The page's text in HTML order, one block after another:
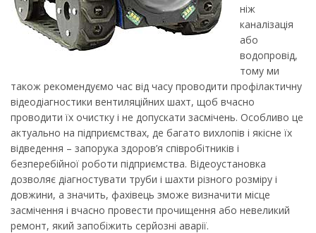
ніж
каналізація
або
водопровід,
тому ми
також рекомендуємо час від часу проводити профілактичну
відеодіагностики вентиляційних шахт, щоб вчасно
проводити їх очистку і не допускати засмічень. Особливо це
актуально на підприємствах, де багато вихлопів і якісне їх
відведення – запорука здоров’я співробітників і
безперебійної роботи підприємства. Відеоустановка
дозволяє діагностувати труби і шахти різного розміру і
довжини, а значить, фахівець зможе визначити місце
засмічення і вчасно провести прочищення або невеликий
ремонт, який запобіжить серйозні аварії.